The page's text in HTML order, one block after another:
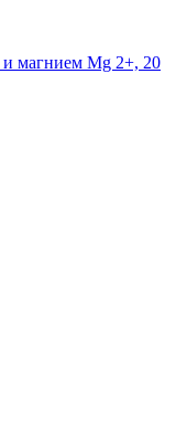
магнием Mg 2+, 20